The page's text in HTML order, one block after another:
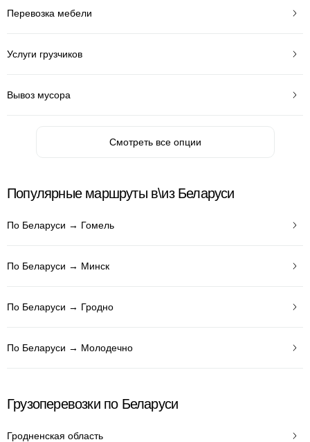
Перевозка мебели
Услуги грузчиков
Вывоз мусора
Смотреть все опции
Популярные маршруты в\из Беларуси
По Беларуси → Гомель
По Беларуси → Минск
По Беларуси → Гродно
По Беларуси → Молодечно
Грузоперевозки по Беларуси
Гродненская область